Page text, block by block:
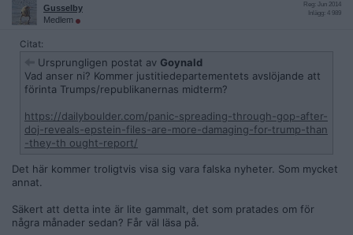
Gusselby
Medlem
Reg: Jun 2014
Inlägg: 4 989
Citat:
Ursprungligen postat av Goynald
Vad anser ni? Kommer justitiedepartementets avslöjande att
förinta Trumps/republikanernas midterm?
https://dailyboulder.com/panic-spreading-through-gop-after-
doj-reveals-epstein-files-are-more-damaging-for-trump-than
-they-th ought-report/
Det här kommer troligtvis visa sig vara falska nyheter. Som mycket
annat.
Säkert att detta inte är lite gammalt, det som pratades om för
några månader sedan? Får väl läsa på.